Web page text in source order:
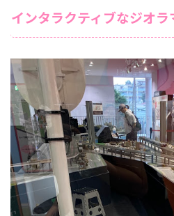
インタラクティブなジオラ